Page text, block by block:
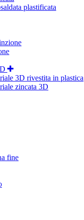
plastificata
3D rivestita in plastica
zincata 3D
fine